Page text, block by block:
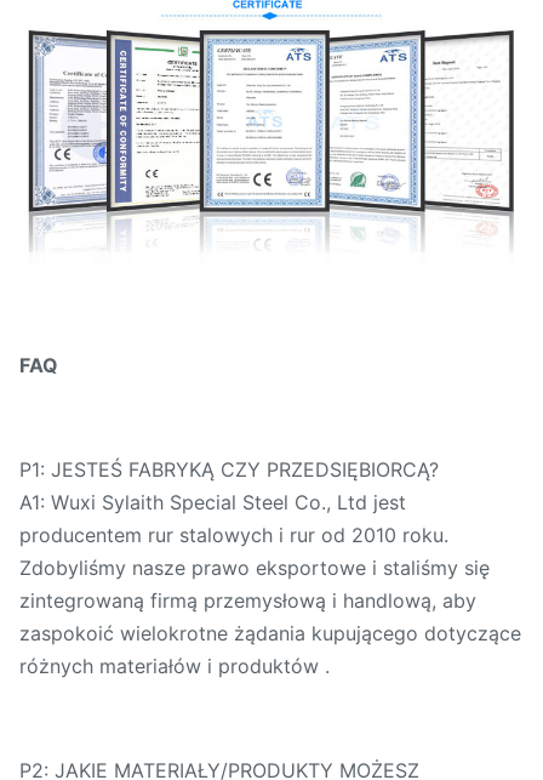
FAQ
P1: JESTEŚ FABRYKĄ CZY PRZEDSIĘBIORCĄ?
A1: Wuxi Sylaith Special Steel Co., Ltd jest
producentem rur stalowych i rur od 2010 roku.
Zdobyliśmy nasze prawo eksportowe i staliśmy się
zintegrowaną firmą przemysłową i handlową, aby
zaspokoić wielokrotne żądania kupującego dotyczące
różnych materiałów i produktów .
P2: JAKIE MATERIAŁY/PRODUKTY MOŻESZ